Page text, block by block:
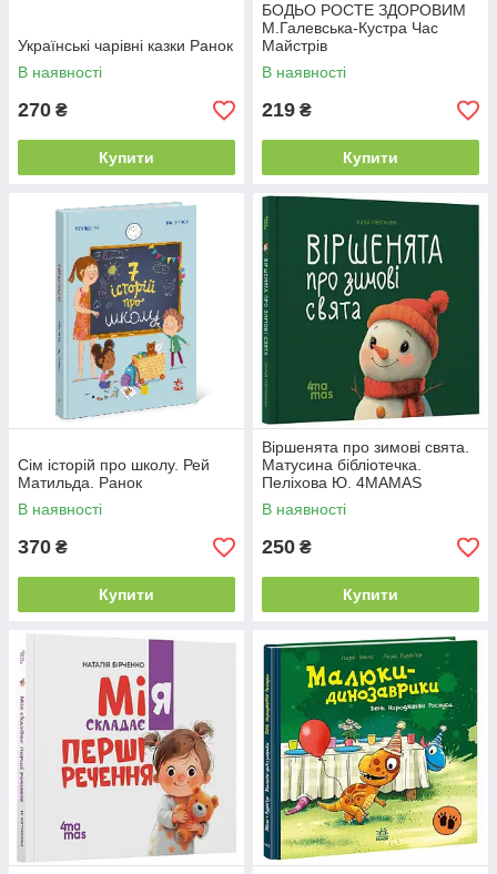
Українські чарівні казки Ранок
В наявності
270 ₴
Купити
БОДЬО РОСТЕ ЗДОРОВИМ
М.Галевська-Кустра Час
Майстрів
В наявності
219 ₴
Купити
Сім історій про школу. Рей
Матильда. Ранок
В наявності
370 ₴
Купити
Віршенята про зимові свята.
Матусина бібліотечка.
Пеліхова Ю. 4MAMAS
В наявності
250 ₴
Купити